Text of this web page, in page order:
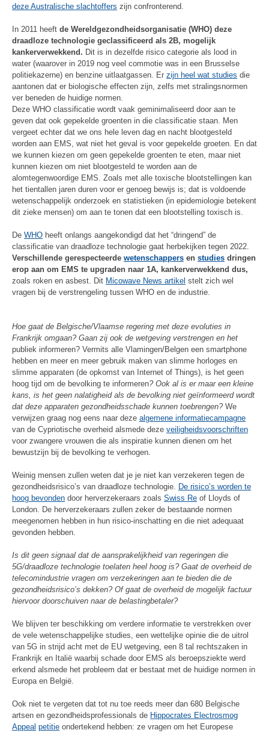
deze Australische slachtoffers zijn confronterend.
In 2011 heeft de Wereldgezondheidsorganisatie (WHO) deze
draadloze technologie geclassificeerd als 2B, mogelijk
kankerverwekkend. Dit is in dezelfde risico categorie als lood in
water (waarover in 2019 nog veel commotie was in een Brusselse
politiekazerne) en benzine uitlaatgassen. Er zijn heel wat studies die
aantonen dat er biologische effecten zijn, zelfs met stralingsnormen
ver beneden de huidige normen.
Deze WHO classificatie wordt vaak geminimaliseerd door aan te
geven dat ook gepekelde groenten in die classificatie staan. Men
vergeet echter dat we ons hele leven dag en nacht blootgesteld
worden aan EMS, wat niet het geval is voor gepekelde groeten. En dat
we kunnen kiezen om geen gepekelde groenten te eten, maar niet
kunnen kiezen om niet blootgesteld te worden aan de
alomtegenwoordige EMS. Zoals met alle toxische blootstellingen kan
het tientallen jaren duren voor er genoeg bewijs is; dat is voldoende
wetenschappelijk onderzoek en statistieken (in epidemiologie betekent
dit zieke mensen) om aan te tonen dat een blootstelling toxisch is.
De WHO heeft onlangs aangekondigd dat het “dringend” de
classificatie van draadloze technologie gaat herbekijken tegen 2022.
Verschillende gerespecteerde wetenschappers en studies dringen
erop aan om EMS te upgraden naar 1A, kankerverwekkend dus,
zoals roken en asbest. Dit Micowave News artikel stelt zich wel
vragen bij de verstrengeling tussen WHO en de industrie.
Hoe gaat de Belgische/Vlaamse regering met deze evoluties in
Frankrijk omgaan? Gaan zij ook de wetgeving verstrengen en het
publiek informeren? Vermits alle Vlamingen/Belgen een smartphone
hebben en meer en meer gebruik maken van slimme horloges en
slimme apparaten (de opkomst van Internet of Things), is het geen
hoog tijd om de bevolking te informeren? Ook al is er maar een kleine
kans, is het geen nalatigheid als de bevolking niet geïnformeerd wordt
dat deze apparaten gezondheidsschade kunnen toebrengen? We
verwijzen graag nog eens naar deze algemene informatiecampagne
van de Cypriotische overheid alsmede deze veiligheidsvoorschriften
voor zwangere vrouwen die als inspiratie kunnen dienen om het
bewustzijn bij de bevolking te verhogen.
Weinig mensen zullen weten dat je je niet kan verzekeren tegen de
gezondheidsrisico’s van draadloze technologie. De risico’s worden te
hoog bevonden door herverzekeraars zoals Swiss Re of Lloyds of
London. De herverzekeraars zullen zeker de bestaande normen
meegenomen hebben in hun risico-inschatting en die niet adequaat
gevonden hebben.
Is dit geen signaal dat de aansprakelijkheid van regeringen die
5G/draadloze technologie toelaten heel hoog is? Gaat de overheid de
telecomindustrie vragen om verzekeringen aan te bieden die de
gezondheidsrisico’s dekken? Of gaat de overheid de mogelijk factuur
hiervoor doorschuiven naar de belastingbetaler?
We blijven ter beschikking om verdere informatie te verstrekken over
de vele wetenschappelijke studies, een wettelijke opinie die de uitrol
van 5G in strijd acht met de EU wetgeving, een 8 tal rechtszaken in
Frankrijk en Italië waarbij schade door EMS als beroepsziekte werd
erkend alsmede het probleem dat er bestaat met de huidige normen in
Europa en België.
Ook niet te vergeten dat tot nu toe reeds meer dan 680 Belgische
artsen en gezondheidsprofessionals de Hippocrates Electrosmog
Appeal petitie ondertekend hebben: ze vragen om het Europese